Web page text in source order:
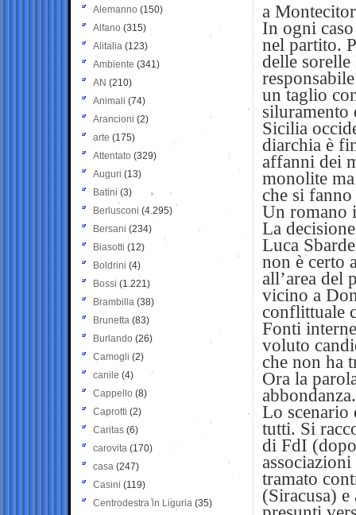
a
In ogni
nel partito.
delle
un taglio
siluramento
Sicilia
diarchia è
affanni dei
monolite
che si
Un romano
La
Luca
non è certo
all’area del
vicino a
conflittuale
Fonti
voluto
che non ha
Ora la
Lo scenario
tutti. Si
di FdI
tramato
(Siracusa)
Alemanno (150)
Alfano (315)
Alitalia (123)
Ambiente (341)
AN (210)
Animali (74)
Arancioni (2)
arte (175)
Attentato (329)
Auguri (13)
Batini (3)
Berlusconi (4.295)
Bersani (234)
Biasotti (12)
Boldrini (4)
Bossi (1.221)
Brambilla (38)
Brunetta (83)
Burlando (26)
Camogli (2)
canile (4)
Cappello (8)
Caprotti (2)
Caritas (6)
carovita (170)
casa (247)
Casini (119)
Centrodestra in Liguria (35)